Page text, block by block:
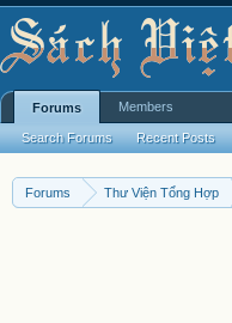
Forums Thư Viện Tổng Hợp
Forums
Search Forums Recent Posts
Members